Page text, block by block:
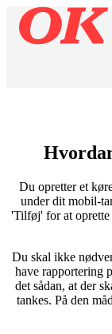
Du opretter et
under dit mobil-
'Tilføj' for at oprette
Du skal ikke
have rapportering
det sådan, at der
tankes. På den